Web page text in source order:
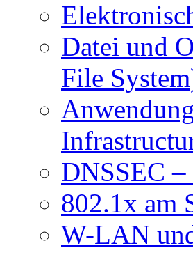
Datei und
File
DNSSEC
802.1x am
W-LAN